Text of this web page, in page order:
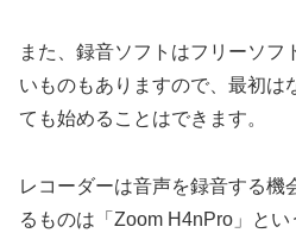
また、録音ソフトはフリーソフ
いものもありますので、最初は
ても始めることはできます。
レコーダーは音声を録音する機
るものは「Zoom H4nPro」とい